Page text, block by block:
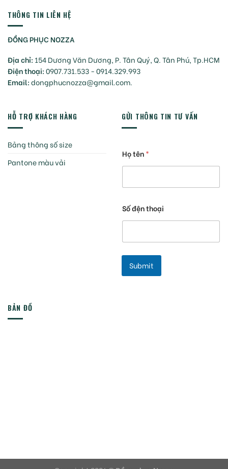
THÔNG TIN LIÊN HỆ
ĐỒNG PHỤC NOZZA
Địa chỉ: 154 Dương Văn Dương, P. Tân Quý, Q. Tân Phú, Tp.HCM
Điện thoại:0907.731.533 - 0914.329.993
Email:dongphucnozza@gmail.com.
HỖ TRỢ KHÁCH HÀNG
Bảng thông số size
Pantone màu vải
GỬI THÔNG TIN TƯ VẤN
Họ tên*
Số đện thoại
Submit
BẢN ĐỒ